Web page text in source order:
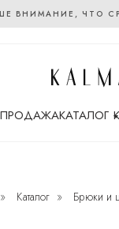
ВНИМАНИЕ, ЧТО
КАТАЛОГ
КАТАЛОГ
» Каталог » Брюки и